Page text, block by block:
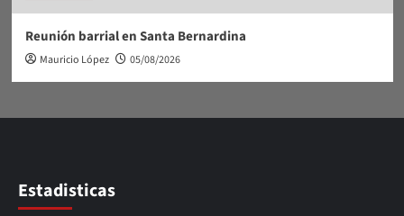
Reunión barrial en Santa Bernardina
Mauricio López 05/08/2026
Estadisticas